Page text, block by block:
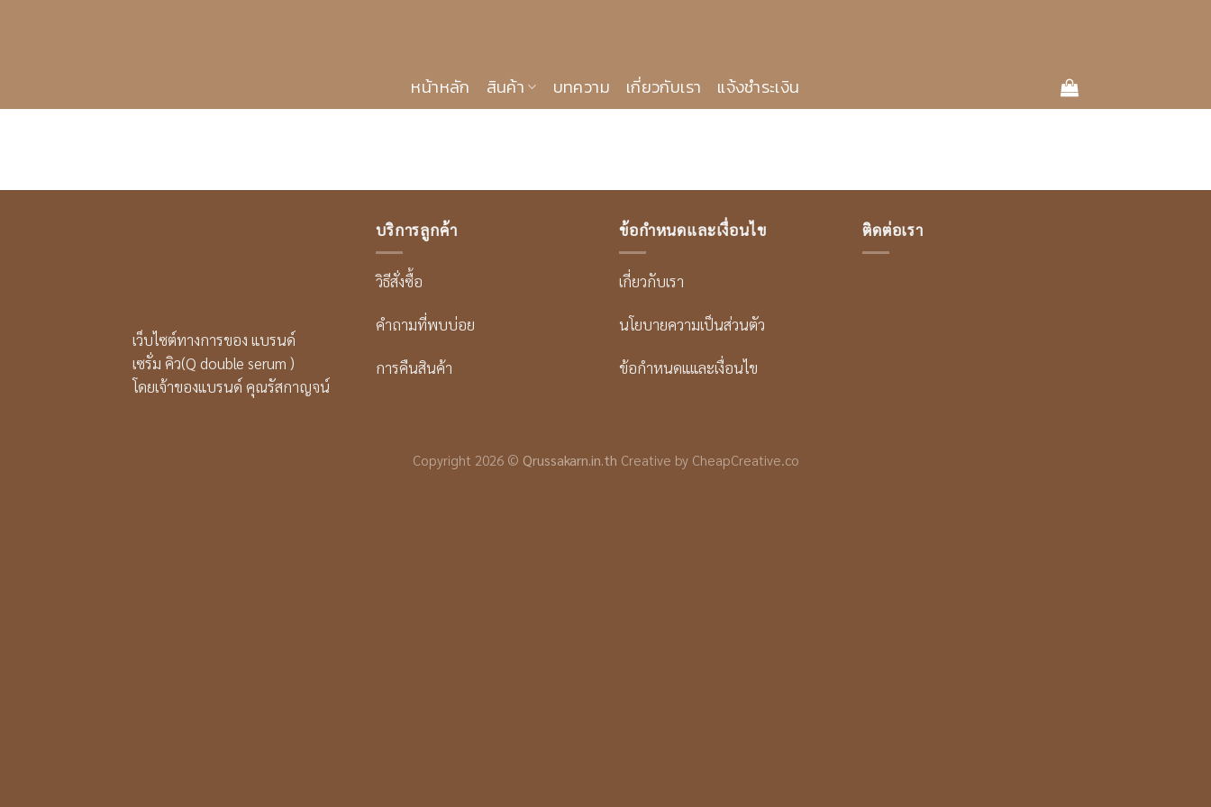
หน้าหลัก สินค้า บทความ เกี่ยวกับเรา แจ้งชำระเงิน
เว็บไซต์ทางการของ แบรนด์
เซรั่ม คิว(Q double serum )
โดยเจ้าของแบรนด์ คุณรัสกาญจน์
บริการลูกค้า
วิธีสั่งซื้อ
คำถามที่พบบ่อย
การคืนสินค้า
ข้อกำหนดและเงื่อนไข
เกี่ยวกับเรา
นโยบายความเป็นส่วนตัว
ข้อกำหนดแและเงื่อนไข
ติดต่อเรา
Copyright 2026 © Qrussakarn.in.th Creative by CheapCreative.co